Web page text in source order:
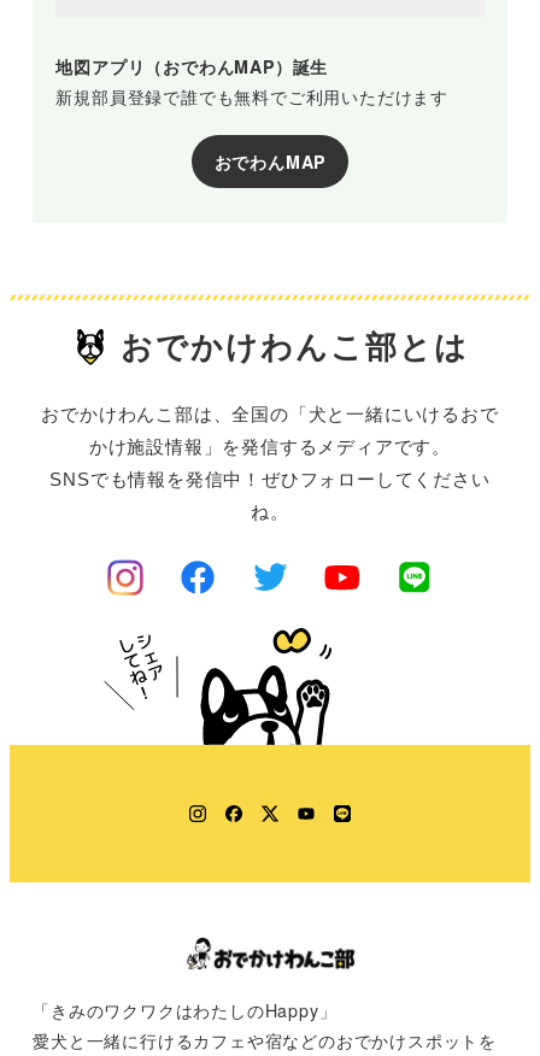
地図アプリ（おでわんMAP）誕生
新規部員登録で誰でも無料でご利用いただけます
おでわんMAP
おでかけわんこ部とは
おでかけわんこ部は、全国の「犬と一緒にいけるおで
かけ施設情報」を発信するメディアです。
SNSでも情報を発信中！ぜひフォローしてください
ね。
Instagram
Facebook
TwitterYouTube
LINE
「きみのワクワクはわたしのHappy」
愛犬と一緒に行けるカフェや宿などのおでかけスポットを